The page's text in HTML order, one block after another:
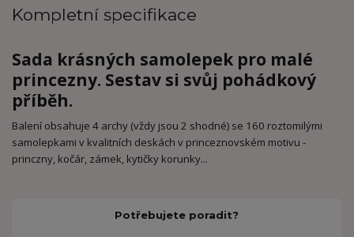
Kompletní specifikace
Sada krásných samolepek pro malé
princezny. Sestav si svůj pohádkový
příběh.
Balení obsahuje 4 archy (vždy jsou 2 shodné) se 160 roztomilými
samolepkami v kvalitních deskách v princeznovském motivu -
princzny, kočár, zámek, kytičky korunky...
Potřebujete poradit?